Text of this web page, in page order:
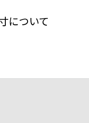
について